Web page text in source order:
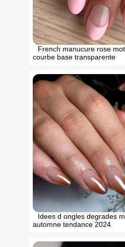
French manucure rose
courbe base transparente
Idees d ongles degrades
automne tendance 2024